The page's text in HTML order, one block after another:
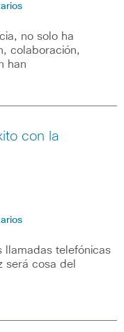
no solo ha
colaboración,
han
con la
llamadas telefónicas
será cosa del